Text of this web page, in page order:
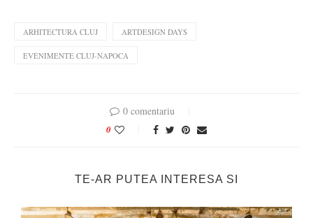
ARHITECTURA CLUJ ARTDESIGN DAYS
EVENIMENTE CLUJ-NAPOCA
0 comentariu
0
TE-AR PUTEA INTERESA SI